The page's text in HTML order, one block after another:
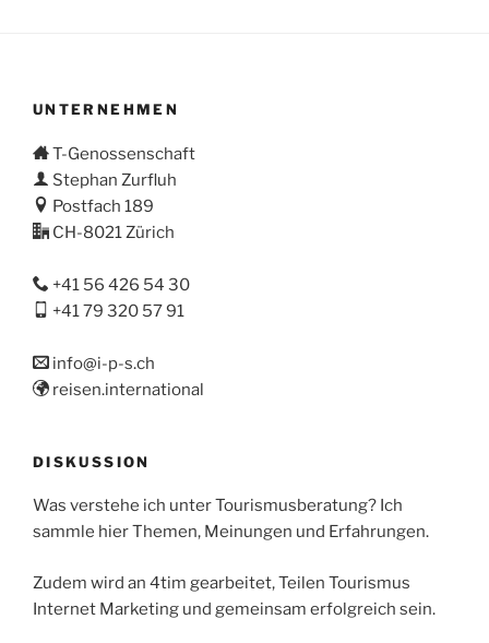
i
e
M
o
s
m
a
y
s
i
e
a
r
UNTERNEHMEN
T-Genossenschaft
Stephan Zurfluh
Postfach 189
CH-8021 Zürich
+41 56 426 54 30
+41 79 320 57 91
info@i-p-s.ch
reisen.international
DISKUSSION
Was verstehe ich unter Tourismusberatung? Ich
sammle hier Themen, Meinungen und Erfahrungen.
Zudem wird an 4tim gearbeitet, Teilen Tourismus
Internet Marketing und gemeinsam erfolgreich sein.